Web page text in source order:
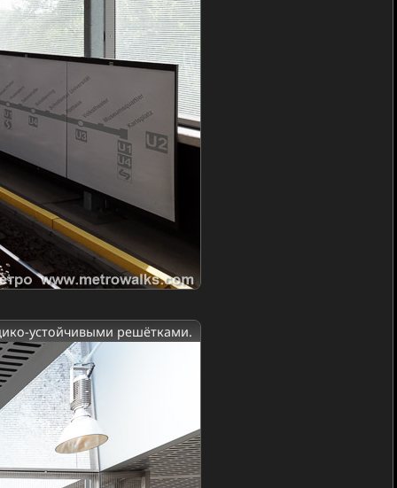
устойчивыми решётками.